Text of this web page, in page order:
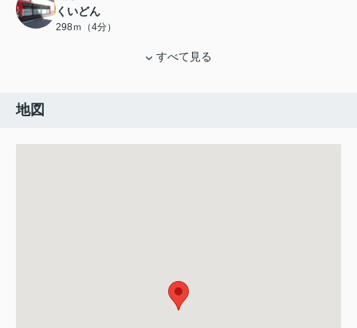
くいどん
298ｍ（4分）
すべて見る
地図